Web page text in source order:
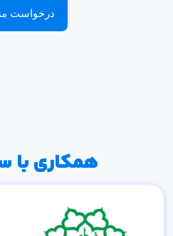
درخواست
همکاری با